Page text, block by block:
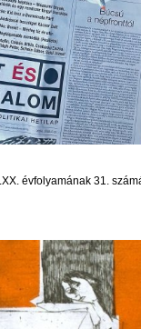
évfolyamának 31.